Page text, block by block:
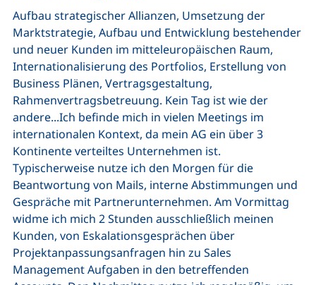
Aufbau strategischer Allianzen, Umsetzung der
Marktstrategie, Aufbau und Entwicklung bestehender
und neuer Kunden im mitteleuropäischen Raum,
Internationalisierung des Portfolios, Erstellung von
Business Plänen, Vertragsgestaltung,
Rahmenvertragsbetreuung. Kein Tag ist wie der
andere...Ich befinde mich in vielen Meetings im
internationalen Kontext, da mein AG ein über 3
Kontinente verteiltes Unternehmen ist.
Typischerweise nutze ich den Morgen für die
Beantwortung von Mails, interne Abstimmungen und
Gespräche mit Partnerunternehmen. Am Vormittag
widme ich mich 2 Stunden ausschließlich meinen
Kunden, von Eskalationsgesprächen über
Projektanpassungsanfragen hin zu Sales
Management Aufgaben in den betreffenden